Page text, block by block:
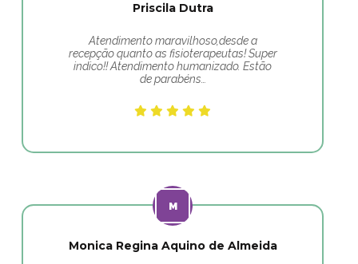
Priscila Dutra
Atendimento maravilhoso,desde a
recepção quanto as fisioterapeutas! Super
indico!! Atendimento humanizado. Estão
de parabéns…
Monica Regina Aquino de Almeida